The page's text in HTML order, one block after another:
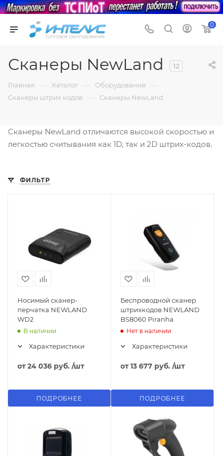
0
Сканеры NewLand 12
Главная — Каталог — Оборудование —
Сканеры штрих кодов — Сканеры NewLand
Сканеры NewLand отличаются высокой скоростью и
легкостью считывания как 1D, так и 2D штрих-кодов.
ФИЛЬТР
Носимый сканер-
перчатка NEWLAND
WD2
В наличии
Характеристики
от24 036 руб. /шт
ПОДРОБНЕЕ
Беспроводной сканер
штрихкодов NEWLAND
BS8060 Piranha
Нет в наличии
Характеристики
от13 677 руб. /шт
ПОДРОБНЕЕ